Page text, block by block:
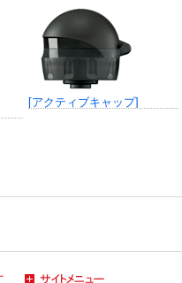
[アクティブキャップ]